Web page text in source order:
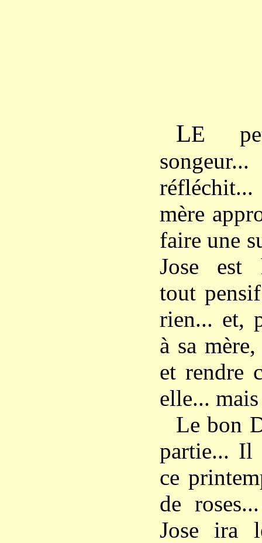
LE
mère
faire une
Jose est
tout
rien... et,
à sa
et rendre
elle...
Le bon
partie... Il
ce
de
Jose ira